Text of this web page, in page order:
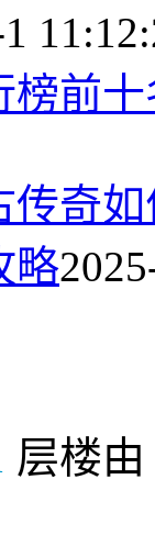
榜前
传奇
略
层楼由